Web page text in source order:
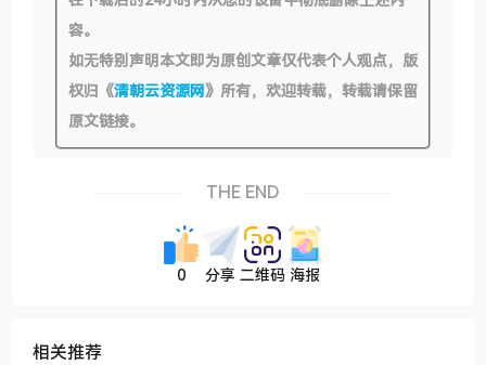
容。
如无特别声明本文即为原创文章仅代表个人观点，版
权归《清朝云资源网》所有，欢迎转载，转载请保留
原文链接。
THE END
0 分享 二维码 海报
相关推荐